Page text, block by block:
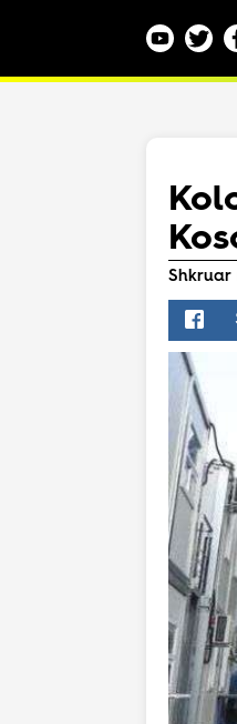
Shkruar